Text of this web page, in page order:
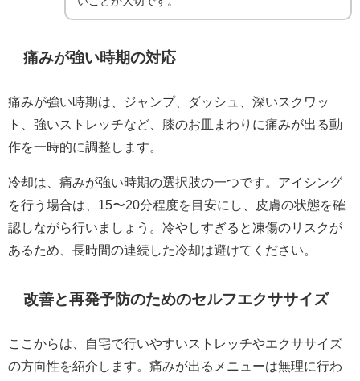
痛みが強い時期の対応
痛みが強い時期は、ジャンプ、ダッシュ、深いスクワッ
ト、強いストレッチなど、膝のお皿まわりに痛みが出る動
作を一時的に調整します。
冷却は、痛みが強い時期の選択肢の一つです。アイシング
を行う場合は、15〜20分程度を目安にし、皮膚の状態を確
認しながら行いましょう。冷やしすぎると凍傷のリスクが
あるため、長時間の連続した冷却は避けてください。
改善と再発予防のためのセルフエクササイズ
ここからは、自宅で行いやすいストレッチやエクササイズ
の方向性を紹介します。痛みが出るメニューは無理に行わ